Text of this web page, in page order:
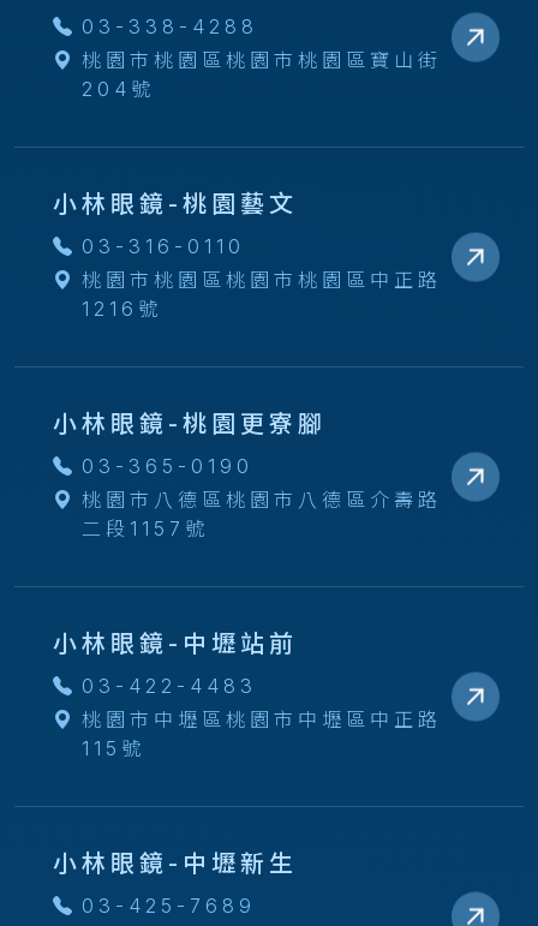
03-338-4288
桃園市桃園區桃園市桃園區寶山街
204號
小林眼鏡-桃園藝文
03-316-0110
桃園市桃園區桃園市桃園區中正路
1216號
小林眼鏡-桃園更寮腳
03-365-0190
桃園市八德區桃園市八德區介壽路
二段1157號
小林眼鏡-中壢站前
03-422-4483
桃園市中壢區桃園市中壢區中正路
115號
小林眼鏡-中壢新生
03-425-7689